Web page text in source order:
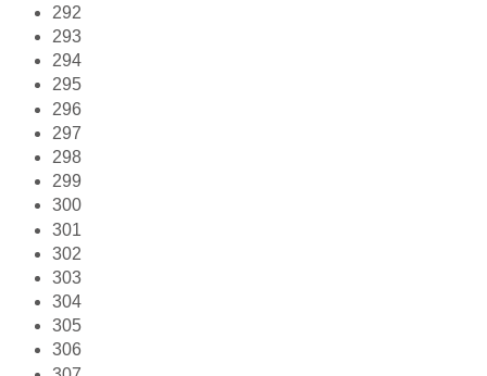
292
293
294
295
296
297
298
299
300
301
302
303
304
305
306